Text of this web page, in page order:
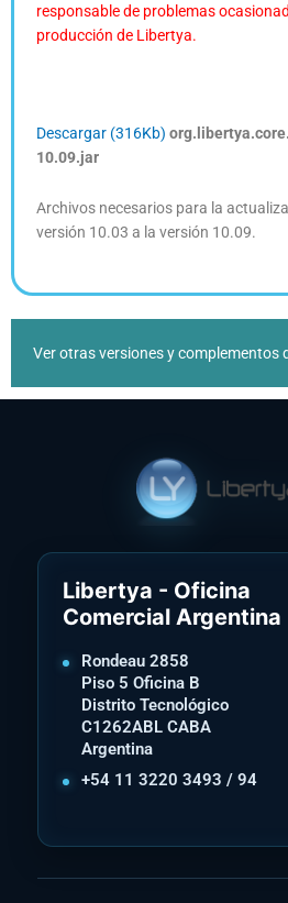
responsable de problemas
producción de Libertya.
Descargar (316Kb)
10.09.jar
Archivos necesarios para la
versión 10.03 a la versión 10.09.
Ver otras versiones y complementos
Libertya - Oficina
Comercial Argentina
Rondeau 2858
Piso 5 Oficina B
Distrito Tecnológico
C1262ABL CABA
Argentina
+54 11 3220 3493 / 94